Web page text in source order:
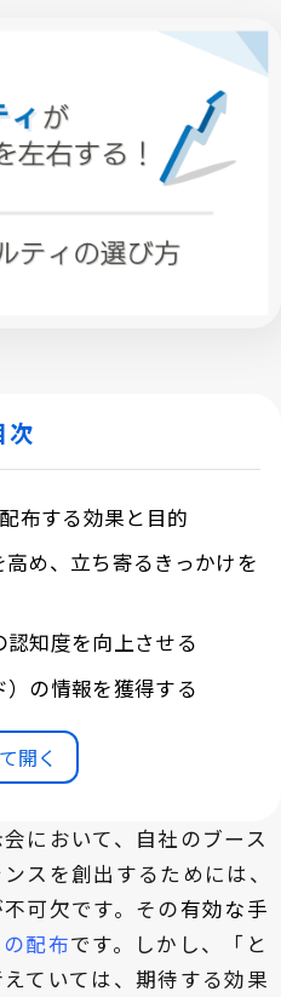
次
布する効果と目的
め、立ち寄るきっかけを
知度を向上させる
の情報を獲得する
開く
において、自社のブース
スを創出するためには、
可欠です。その有効な手
の配布です。しかし、「と
ていては、期待する効果